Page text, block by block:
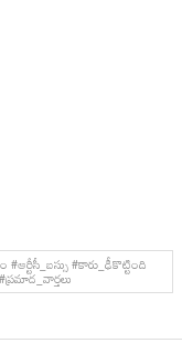
#కారు_ఢీకొట్టింది